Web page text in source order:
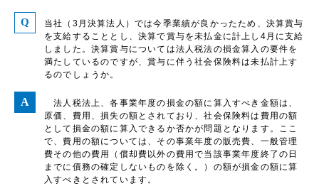
当社（3月決算法人）では今季業績が良かったため、決算賞与
を支給することとし、決算で賞与を未払金に計上し4月に支給
しました。決算賞与については法人税法の損金算入の要件を
満たしているのですが、賞与に伴う社会保険料は未払計上す
るのでしょうか。
法人税法上、各事業年度の損金の額に算入すべき金額は、
原価、費用、損失の額とされており、社会保険料は費用の額
として損金の額に算入できるか否かが問題となります。ここ
で、費用の額については、その事業年度の販売費、一般管理
費その他の費用（償却費以外の費用で当該事業年度終了の日
までに債務の確定しないものを除く。）の額が損金の額に算
入すべきとされています。